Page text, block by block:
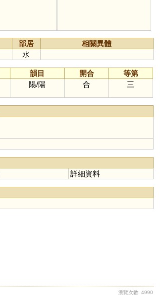
部居
相關異體
水
韻目 開合
等第
陽/陽 合 三
詳細資料
瀏覽次數: 4990